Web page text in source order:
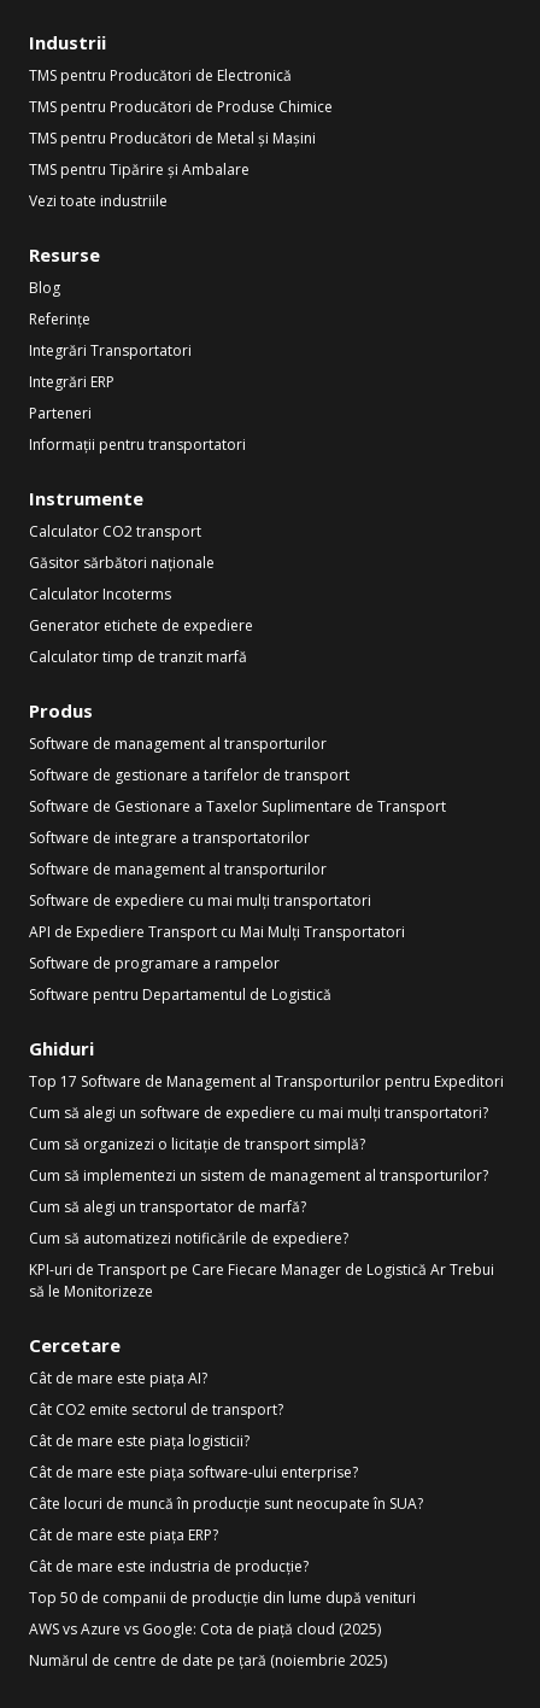
Industrii
TMS pentru Producători de Electronică
TMS pentru Producători de Produse Chimice
TMS pentru Producători de Metal și Mașini
TMS pentru Tipărire și Ambalare
Vezi toate industriile
Resurse
Blog
Referințe
Integrări Transportatori
Integrări ERP
Parteneri
Informații pentru transportatori
Instrumente
Calculator CO2 transport
Găsitor sărbători naționale
Calculator Incoterms
Generator etichete de expediere
Calculator timp de tranzit marfă
Produs
Software de management al transporturilor
Software de gestionare a tarifelor de transport
Software de Gestionare a Taxelor Suplimentare de Transport
Software de integrare a transportatorilor
Software de management al transporturilor
Software de expediere cu mai mulți transportatori
API de Expediere Transport cu Mai Mulți Transportatori
Software de programare a rampelor
Software pentru Departamentul de Logistică
Ghiduri
Top 17 Software de Management al Transporturilor pentru Expeditori
Cum să alegi un software de expediere cu mai mulți transportatori?
Cum să organizezi o licitație de transport simplă?
Cum să implementezi un sistem de management al transporturilor?
Cum să alegi un transportator de marfă?
Cum să automatizezi notificările de expediere?
KPI-uri de Transport pe Care Fiecare Manager de Logistică Ar Trebui
să le Monitorizeze
Cercetare
Cât de mare este piața AI?
Cât CO2 emite sectorul de transport?
Cât de mare este piața logisticii?
Cât de mare este piața software-ului enterprise?
Câte locuri de muncă în producție sunt neocupate în SUA?
Cât de mare este piața ERP?
Cât de mare este industria de producție?
Top 50 de companii de producție din lume după venituri
AWS vs Azure vs Google: Cota de piață cloud (2025)
Numărul de centre de date pe țară (noiembrie 2025)